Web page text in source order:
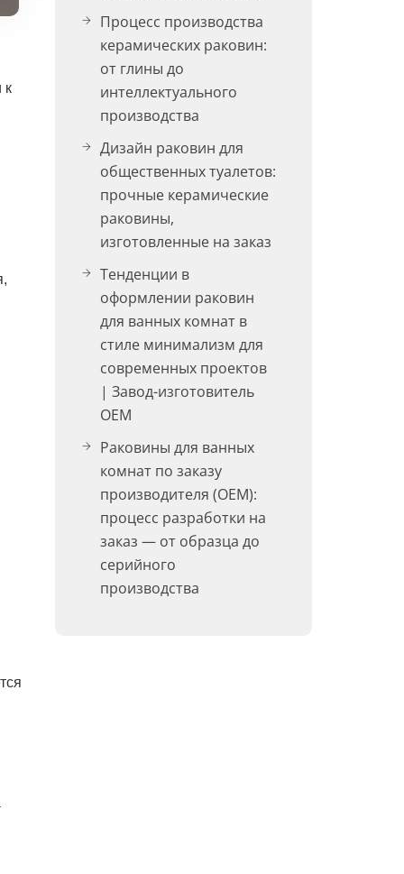
к
Процесс производства
керамических раковин:
от глины до
интеллектуального
производства
Дизайн раковин для
общественных туалетов:
прочные керамические
раковины,
изготовленные на заказ
Тенденции в
оформлении раковин
для ванных комнат в
стиле минимализм для
современных проектов
| Завод-изготовитель
OEM
Раковины для ванных
комнат по заказу
производителя (OEM):
процесс разработки на
заказ — от образца до
серийного
производства